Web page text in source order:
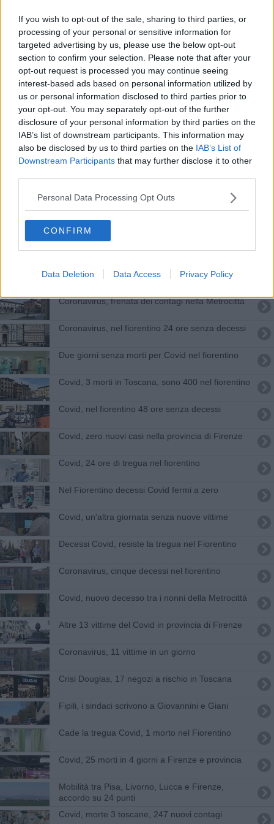
If you wish to opt-out of the sale, sharing to third parties, or
processing of your personal or sensitive information for
targeted advertising by us, please use the below opt-out
section to confirm your selection. Please note that after your
opt-out request is processed you may continue seeing
interest-based ads based on personal information utilized by
us or personal information disclosed to third parties prior to
your opt-out. You may separately opt-out of the further
disclosure of your personal information by third parties on the
IAB’s list of downstream participants. This information may
also be disclosed by us to third parties on the IAB’s List of
Downstream Participants that may further disclose it to other
Personal Data Processing Opt Outs
CONFIRM
Data Deletion Data Access Privacy Policy
Giorno della Memoria, studenti al Mandela Forum
Coronavirus, 8 morti e 2372 casi nel fiorentino
Coronavirus, 8 morti e 2849 casi nella Metrocittà
Covid, 258 decessi e 3.011 casi nel fiorentino
Coronavirus, 7 morti e 3079 casi nella Metrocittà
Covid, cinque morti a Firenze nelle ultime 24 ore
Covid 19, nel fiorentino cinque morti in 24 ore
Coronavirus, 3305 casi nel Fiorentino
Coronavirus, 2 morti in 24 ore nel fiorentino
Coronavirus, frenata dei contagi nella Metrocittà
Coronavirus, nel fiorentino 24 ore senza decessi
Due giorni senza morti per Covid nel fiorentino
Covid, 3 morti in Toscana, sono 400 nel fiorentino
Covid, nel fiorentino 48 ore senza decessi
Covid, zero nuovi casi nella provincia di Firenze
Covid, 24 ore di tregua nel fiorentino
Nel Fiorentino decessi Covid fermi a zero
Covid, un'altra giornata senza nuove vittime
Decessi Covid, resiste la tregua nel Fiorentino
Coronavirus, cinque decessi nel fiorentino
Covid, nuovo decesso tra i nonni della Metrocittà
Altre 13 vittime del Covid in provincia di Firenze
Coronavirus, 11 vittime in un giorno
Crisi Douglas, 17 negozi a rischio in Toscana
Fipili, i sindaci scrivono a Giovannini e Giani
Cade la tregua Covid, 1 morto nel Fiorentino
Covid, 25 morti in 4 giorni a Firenze e provincia
Mobilità tra Pisa, Livorno, Lucca e Firenze,
accordo su 24 punti
Covid, morte 3 toscane, 247 nuovi contagi